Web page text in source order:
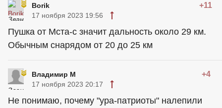
Borik +11
17 ноября 2023 19:56
Пушка от Мста-с значит дальность около 29 км.
Обычным снарядом от 20 до 25 км
Владимир М +4
17 ноября 2023 20:17
Не понимаю, почему "ура-патриоты" налепили